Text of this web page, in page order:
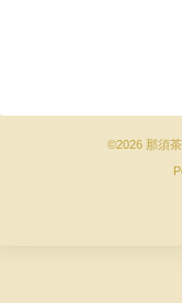
©2026 那須